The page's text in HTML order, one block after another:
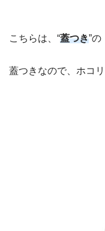
こちらは、“蓋つき”の
蓋つきなので、ホコ